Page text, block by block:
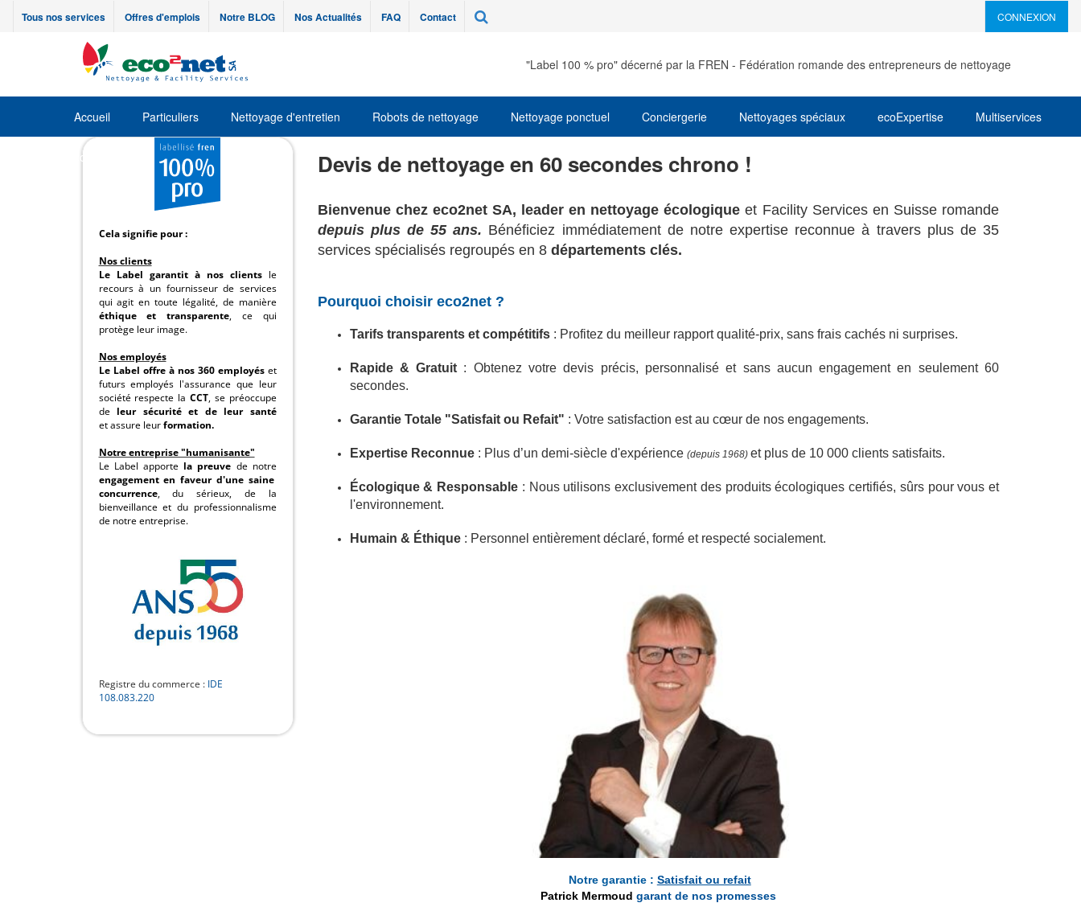
Tous nos services Offres d'emplois Notre BLOG Nos Actualités FAQ Contact CONNEXION
"Label 100 % pro" décerné par la FREN - Fédération romande des entrepreneurs de nettoyage
Accueil Particuliers Nettoyage d'entretien Robots de nettoyage Nettoyage ponctuel Conciergerie Nettoyages spéciaux ecoExpertise Multiservices
Job
Cela signifie pour :
Nos clients
Le Label garantit à nos clients le
recours à un fournisseur de services
qui agit en toute légalité, de manière
éthique et transparente, ce qui
protège leur image.
Nos employés
Le Label offre à nos 360 employéset
futurs employés l'assurance que leur
société respecte laCCT, se préoccupe
deleur sécurité et de leur santé
et assure leurformation.
Notre entreprise "humanisante"
Le Label apporte la preuve de notre
engagement en faveur d'une saine
concurrence, du sérieux, de la
bienveillance et du professionnalisme
de notre entreprise.
Registre du commerce : IDE
108.083.220
Devis de nettoyage en 60 secondes chrono !
Bienvenue chez eco2net SA, leader en nettoyage écologique et Facility Services en Suisse romande
depuis plus de 55 ans. Bénéficiez immédiatement de notre expertise reconnue à travers plus de 35
services spécialisés regroupés en 8départements clés.
Pourquoi choisir eco2net ?
Tarifs transparents et compétitifs: Profitez du meilleur rapport qualité-prix, sans frais cachés ni surprises.
Rapide & Gratuit : Obtenez votre devis précis, personnalisé et sans aucun engagement en seulement 60
secondes.
Garantie Totale "Satisfait ou Refait" : Votre satisfaction est au cœur de nos engagements.
Expertise Reconnue: Plus d’un demi-siècle d'expérience (depuis 1968) et plus de 10 000 clients satisfaits.
Écologique & Responsable : Nous utilisons exclusivement des produits écologiques certifiés, sûrs pour vous et
l'environnement.
Humain & Éthique: Personnel entièrement déclaré, formé et respecté socialement.
Notre garantie : Satisfait ou refait
Patrick Mermoud garant de nos promesses